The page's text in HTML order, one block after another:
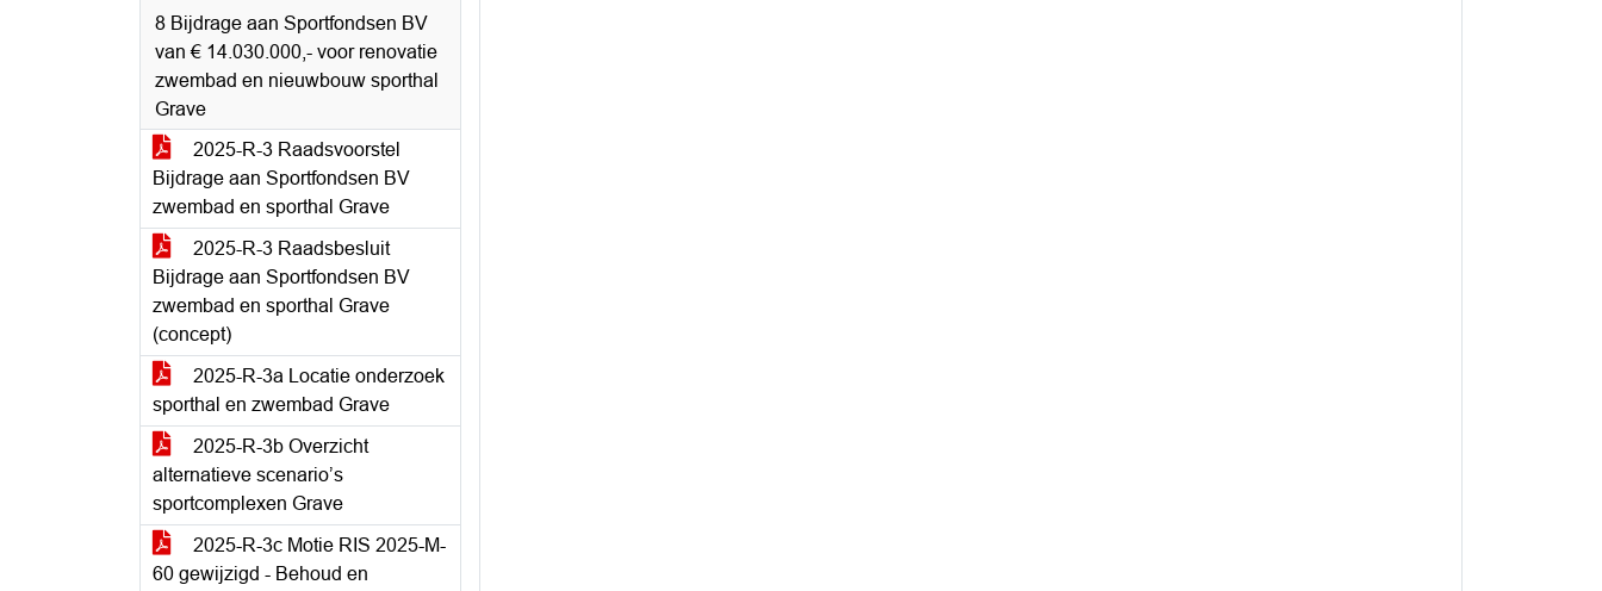
8 Bijdrage aan Sportfondsen BV
van € 14.030.000,- voor renovatie
zwembad en nieuwbouw sporthal
Grave
2025-R-3 Raadsvoorstel
Bijdrage aan Sportfondsen BV
zwembad en sporthal Grave
2025-R-3 Raadsbesluit
Bijdrage aan Sportfondsen BV
zwembad en sporthal Grave
(concept)
2025-R-3a Locatie onderzoek
sporthal en zwembad Grave
2025-R-3b Overzicht
alternatieve scenario’s
sportcomplexen Grave
2025-R-3c Motie RIS 2025-M-
60 gewijzigd - Behoud en